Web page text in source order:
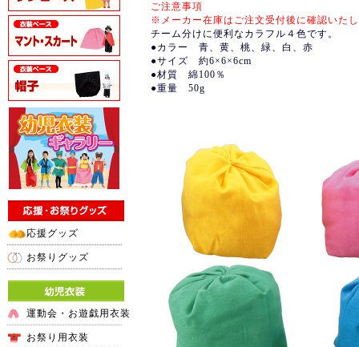
応援グッズ
お祭りグッズ
運動会・お遊戯用衣装
お祭り用衣装
ご注意事項
※メーカー在庫はご注文受付後に確認いた
チーム分けに便利なカラフル４色です。
●カラー 青、黄、桃、緑、白、赤
●サイズ 約6×6×6cm
●材質 綿100％
●重量 50g